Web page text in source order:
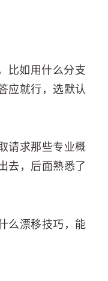
比如用什么分支
应就行，选默认
请求那些专业概
去，后面熟悉了
么漂移技巧，能